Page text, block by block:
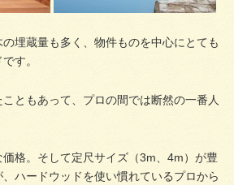
埋蔵量も多く、物件ものを中心にとても
す。
ともあって、プロの間では断然の一番人
格。そして定尺サイズ（3m、4m）が豊
ハードウッドを使い慣れているプロから